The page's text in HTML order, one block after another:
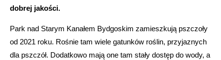
dobrej jakości.
Park nad Starym Kanałem Bydgoskim zamieszkują pszczoły
od 2021 roku. Rośnie tam wiele gatunków roślin, przyjaznych
dla pszczół. Dodatkowo mają one tam stały dostęp do wody, a